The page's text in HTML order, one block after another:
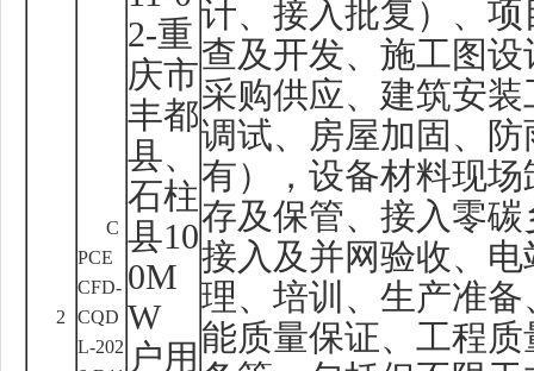
2
C
PCE
CFD-
CQD
L-202
2-重
庆市
丰都
县、
石柱
县10
0M
W
户用
计、接入批复）、
查及开发、施工图
采购供应、建筑安
调试、房屋加固、
有），设备材料现
存及保管、接入零
接入及并网验收、
理、培训、生产准
能质量保证、工程